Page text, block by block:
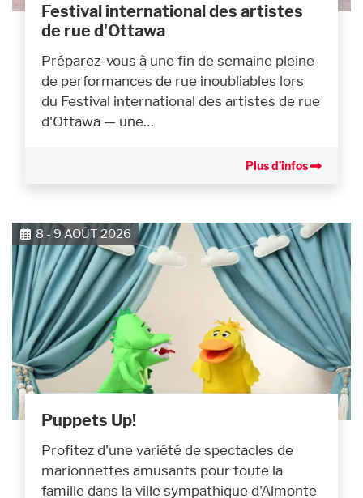
Festival international des artistes
de rue d'Ottawa
Préparez-vous à une fin de semaine pleine
de performances de rue inoubliables lors
du Festival international des artistes de rue
d'Ottawa — une…
Plus d’infos
8 - 9 AOÛT 2026
Puppets Up!
Profitez d'une variété de spectacles de
marionnettes amusants pour toute la
famille dans la ville sympathique d'Almonte